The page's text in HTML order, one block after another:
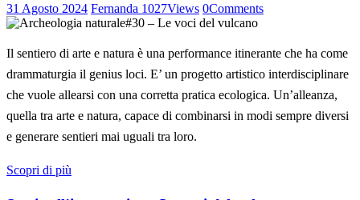
31 Agosto 2024 Fernanda 1027Views 0Comments
Il sentiero di arte e natura è una performance itinerante che ha come
drammaturgia il genius loci. E’ un progetto artistico interdisciplinare
che vuole allearsi con una corretta pratica ecologica. Un’alleanza,
quella tra arte e natura, capace di combinarsi in modi sempre diversi
e generare sentieri mai uguali tra loro.
Scopri di più